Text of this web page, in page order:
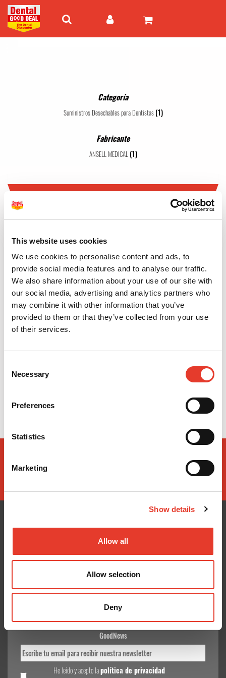
This website uses cookies
We use cookies to personalise content and ads, to
provide social media features and to analyse our traffic.
We also share information about your use of our site with
our social media, advertising and analytics partners who
may combine it with other information that you’ve
provided to them or that they’ve collected from your use
of their services.
Selection
Necessary
Preferences
Statistics
Marketing
Show details
Allow all
Allow selection
Deny
Categoría
Suministros Desechables para Dentistas(1)
Fabricante
ANSELL MEDICAL (1)
ANSELL MEDICAL
Guantes de nitrilo negros Microflex MidKnight (100 uds.)
Desde 5,15 €
Pago seguro
Devolver Productos
GoodNews
He leído y acepto lapolítica de privacidad